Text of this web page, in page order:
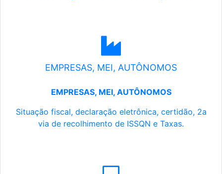
EMPRESAS, MEI, AUTÔNOMOS
EMPRESAS, MEI, AUTÔNOMOS
Situação fiscal, declaração eletrônica, certidão, 2a
via de recolhimento de ISSQN e Taxas.